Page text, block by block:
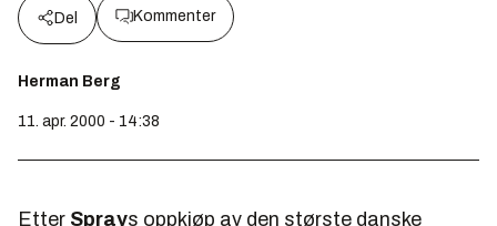
Del Kommenter
Herman Berg
11. apr. 2000 - 14:38
Etter Sprays oppkjøp av den største danske